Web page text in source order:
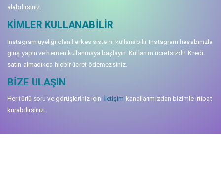
alabilirsiniz.
KIMLER KULLANABILIR
Instagram üyeliği olan herkes sistemi kullanabilir. Instagram hesabınızla
giriş yapın ve hemen kullanmaya başlayın. Kullanım ücretsizdir. Kredi
satın almadıkça hiçbir ücret ödemezsiniz.
BIZE ULAŞIN
Her türlü soru ve görüşleriniz için İletişim kanallarımızdan bizimle irtibat
kurabilirsiniz.